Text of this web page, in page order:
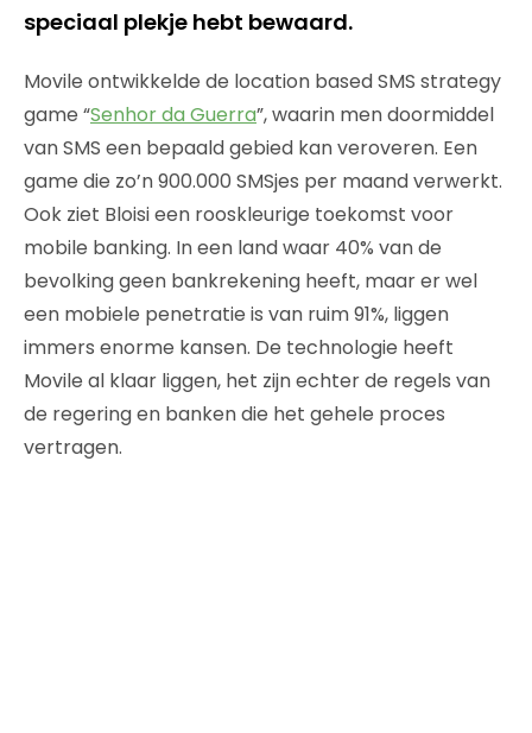
speciaal plekje hebt bewaard.
Movile ontwikkelde de location based SMS strategy
game “Senhor da Guerra”, waarin men doormiddel
van SMS een bepaald gebied kan veroveren. Een
game die zo’n 900.000 SMSjes per maand verwerkt.
Ook ziet Bloisi een rooskleurige toekomst voor
mobile banking. In een land waar 40% van de
bevolking geen bankrekening heeft, maar er wel
een mobiele penetratie is van ruim 91%, liggen
immers enorme kansen. De technologie heeft
Movile al klaar liggen, het zijn echter de regels van
de regering en banken die het gehele proces
vertragen.